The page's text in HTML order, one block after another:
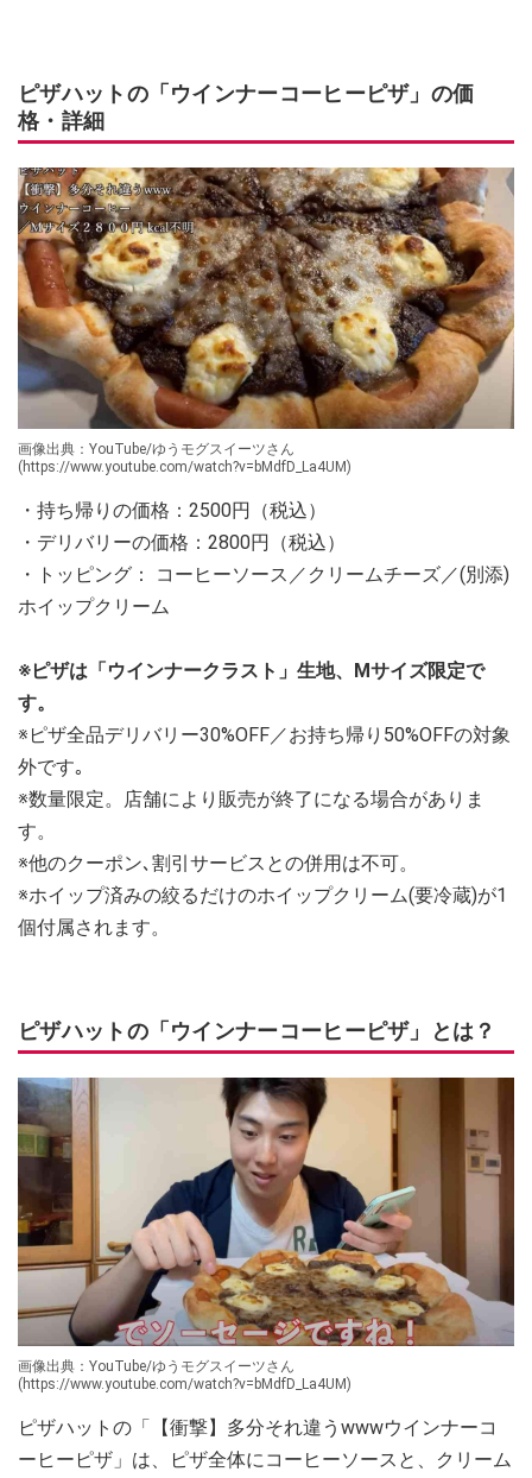
ピザハットの「ウインナーコーヒーピザ」の価
格・詳細
画像出典：YouTube/ゆうモグスイーツさん
(https://www.youtube.com/watch?v=bMdfD_La4UM)
・持ち帰りの価格：2500円（税込）
・デリバリーの価格：2800円（税込）
・トッピング： コーヒーソース／クリームチーズ／(別添)
ホイップクリーム
※ピザは「ウインナークラスト」生地、Mサイズ限定で
す。
※ピザ全品デリバリー30%OFF／お持ち帰り50%OFFの対象
外です｡
※数量限定。店舗により販売が終了になる場合がありま
す。
※他のクーポン､割引サービスとの併用は不可。
※ホイップ済みの絞るだけのホイップクリーム(要冷蔵)が1
個付属されます。
ピザハットの「ウインナーコーヒーピザ」とは？
画像出典：YouTube/ゆうモグスイーツさん
(https://www.youtube.com/watch?v=bMdfD_La4UM)
ピザハットの「【衝撃】多分それ違うwwwウインナーコ
ーヒーピザ」は、ピザ全体にコーヒーソースと、クリーム